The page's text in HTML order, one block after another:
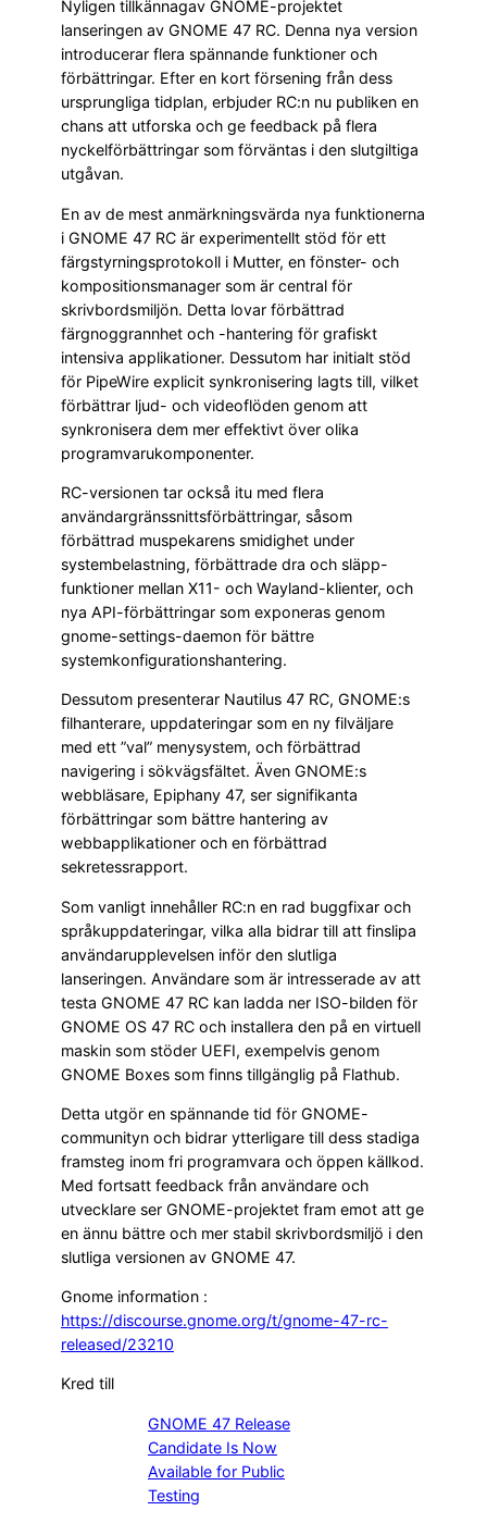
Nyligen tillkännagav GNOME-projektet
lanseringen av GNOME 47 RC. Denna nya version
introducerar flera spännande funktioner och
förbättringar. Efter en kort försening från dess
ursprungliga tidplan, erbjuder RC:n nu publiken en
chans att utforska och ge feedback på flera
nyckelförbättringar som förväntas i den slutgiltiga
utgåvan.
En av de mest anmärkningsvärda nya funktionerna
i GNOME 47 RC är experimentellt stöd för ett
färgstyrningsprotokoll i Mutter, en fönster- och
kompositionsmanager som är central för
skrivbordsmiljön. Detta lovar förbättrad
färgnoggrannhet och -hantering för grafiskt
intensiva applikationer. Dessutom har initialt stöd
för PipeWire explicit synkronisering lagts till, vilket
förbättrar ljud- och videoflöden genom att
synkronisera dem mer effektivt över olika
programvarukomponenter.
RC-versionen tar också itu med flera
användargränssnittsförbättringar, såsom
förbättrad muspekarens smidighet under
systembelastning, förbättrade dra och släpp-
funktioner mellan X11- och Wayland-klienter, och
nya API-förbättringar som exponeras genom
gnome-settings-daemon för bättre
systemkonfigurationshantering.
Dessutom presenterar Nautilus 47 RC, GNOME:s
filhanterare, uppdateringar som en ny filväljare
med ett ”val” menysystem, och förbättrad
navigering i sökvägsfältet. Även GNOME:s
webbläsare, Epiphany 47, ser signifikanta
förbättringar som bättre hantering av
webbapplikationer och en förbättrad
sekretessrapport.
Som vanligt innehåller RC:n en rad buggfixar och
språkuppdateringar, vilka alla bidrar till att finslipa
användarupplevelsen inför den slutliga
lanseringen. Användare som är intresserade av att
testa GNOME 47 RC kan ladda ner ISO-bilden för
GNOME OS 47 RC och installera den på en virtuell
maskin som stöder UEFI, exempelvis genom
GNOME Boxes som finns tillgänglig på Flathub.
Detta utgör en spännande tid för GNOME-
communityn och bidrar ytterligare till dess stadiga
framsteg inom fri programvara och öppen källkod.
Med fortsatt feedback från användare och
utvecklare ser GNOME-projektet fram emot att ge
en ännu bättre och mer stabil skrivbordsmiljö i den
slutliga versionen av GNOME 47.
Gnome information :
https://discourse.gnome.org/t/gnome-47-rc-
released/23210
Kred till
GNOME 47 Release
Candidate Is Now
Available for Public
Testing